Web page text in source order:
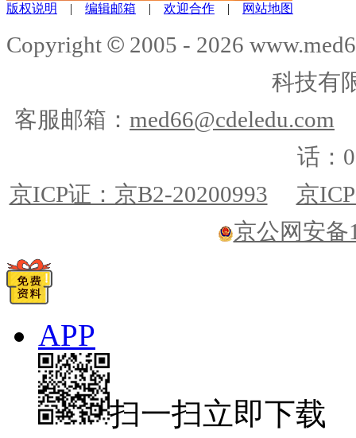
版权说明 | 编辑邮箱 | 欢迎合作 | 网站地图
Copyright © 2005 - 2026
科技有
客服邮箱： med66@cdeledu.com
话：
京ICP证：京B2-20200993
京
京公网安备
APP
扫一扫立即下载